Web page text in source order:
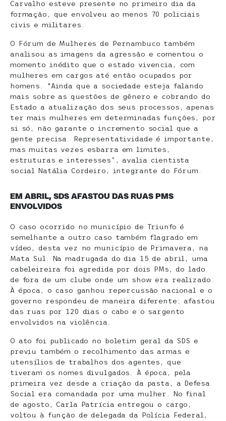
Carvalho esteve presente no primeiro dia da
formação, que envolveu ao menos 70 policiais
civis e militares.
O Fórum de Mulheres de Pernambuco também
analisou as imagens da agressão e comentou o
momento inédito que o estado vivencia, com
mulheres em cargos até então ocupados por
homens. “Ainda que a sociedade esteja falando
mais sobre as questões de gênero e cobrando do
Estado a atualização dos seus processos, apenas
ter mais mulheres em determinadas funções, por
si só, não garante o incremento social que a
gente precisa. Representatividade é importante,
mas muitas vezes esbarra em limites,
estruturas e interesses”, avalia cientista
social Natália Cordeiro, integrante do Fórum.
EM ABRIL, SDS AFASTOU DAS RUAS PMS
ENVOLVIDOS
O caso ocorrido no município de Triunfo é
semelhante a outro caso também flagrado em
vídeo, desta vez no município de Primavera, na
Mata Sul. Na madrugada do dia 15 de abril, uma
cabeleireira foi agredida por dois PMs, do lado
de fora de um clube onde um show era realizado.
À época, o caso ganhou repercussão nacional e o
governo respondeu de maneira diferente: afastou
das ruas por 120 dias o cabo e o sargento
envolvidos na violência.
O ato foi publicado no boletim geral da SDS e
previu também o recolhimento das armas e
utensílios de trabalhos dos agentes, que
tiveram os nomes divulgados. À época, pela
primeira vez desde a criação da pasta, a Defesa
Social era comandada por uma mulher. No final
de agosto, Carla Patrícia entregou o cargo,
voltou à função de delegada da Polícia Federal,